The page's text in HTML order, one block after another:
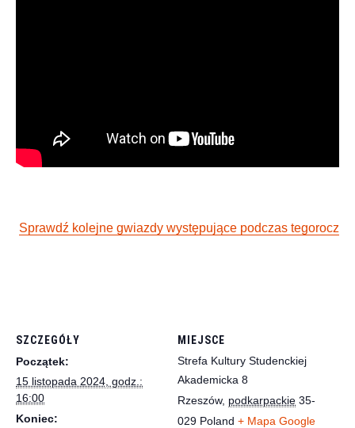
Sprawdź kolejne gwiazdy występujące podczas
SZCZEGÓŁY
Początek:
15 listopada 2024, godz.:
16:00
Koniec:
MIEJSCE
Strefa Kultury Studenckiej
Akademicka 8
Rzeszów, podkarpackie 35-
029 Poland + Mapa Google